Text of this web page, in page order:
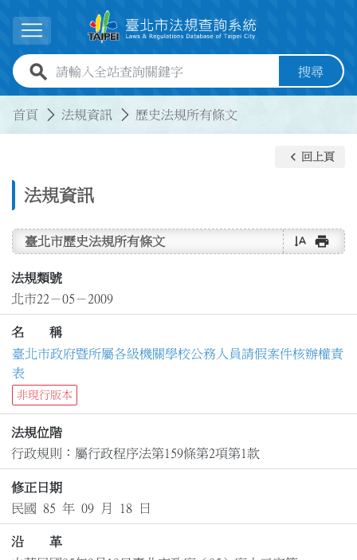
展開選單
全站查詢關鍵字欄位 搜尋
首頁 法規資訊 歷史法規所有條文
法規資訊
keyboard_arrow_left 回上頁
臺北市歷史法規所有條文 text_rotate_vertical print
法規類號
北市22－05－2009
名 稱
臺北市政府暨所屬各級機關學校公務人員請假案件核辦權責
表
非現行版本
法規位階
行政規則：屬行政程序法第159條第2項第1款
修正日期
民國 85 年 09 月 18 日
沿 革